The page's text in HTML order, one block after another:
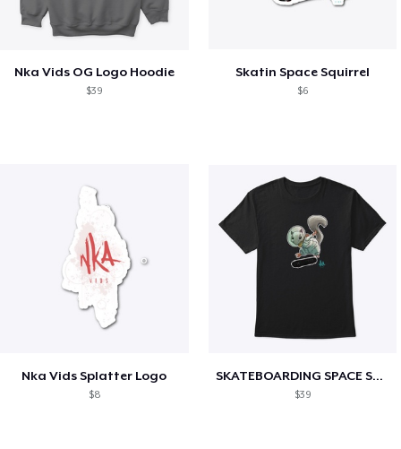
Nka Vids OG Logo Hoodie
$39
Skatin Space Squirrel
$6
Nka Vids Splatter Logo
$8
SKATEBOARDING SPACE SQUIRREL
$39